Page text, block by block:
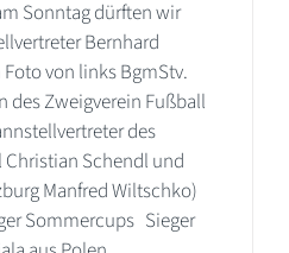
Sonntag dürften wir
Bernhard
von links BgmStv.
des Zweigverein Fußball
des
Schendl und
Manfred Wiltschko)
Sommercups Sieger